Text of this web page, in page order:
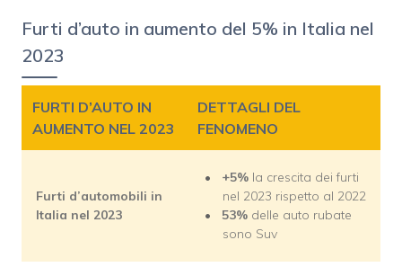
Furti d’auto in aumento del 5% in Italia nel
2023
FURTI D’AUTO IN
AUMENTO NEL 2023
DETTAGLI DEL
FENOMENO
Furti d’automobili in
Italia nel 2023
+5% la crescita dei furti
nel 2023 rispetto al 2022
53% delle auto rubate
sono Suv